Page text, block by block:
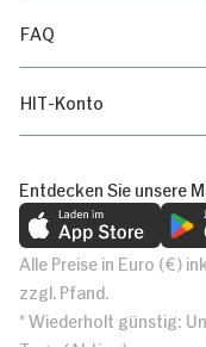
FAQ
HIT-Konto
Entdecken Sie unsere
Alle Preise in Euro (€)
zzgl. Pfand.
* Wiederholt günstig: